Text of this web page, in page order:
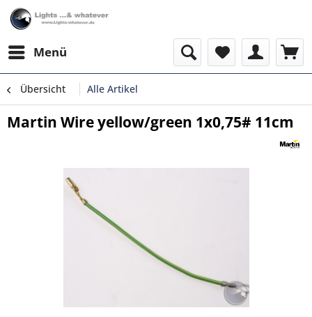
Menü
Übersicht Alle Artikel
Martin Wire yellow/green 1x0,75# 11cm